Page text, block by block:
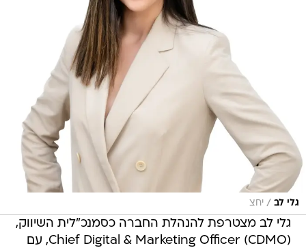
גלי לב / יחצ
גלי לב מצטרפת להנהלת החברה כסמנכ"לית השיווק,
Chief Digital & Marketing Officer (CDMO), עם